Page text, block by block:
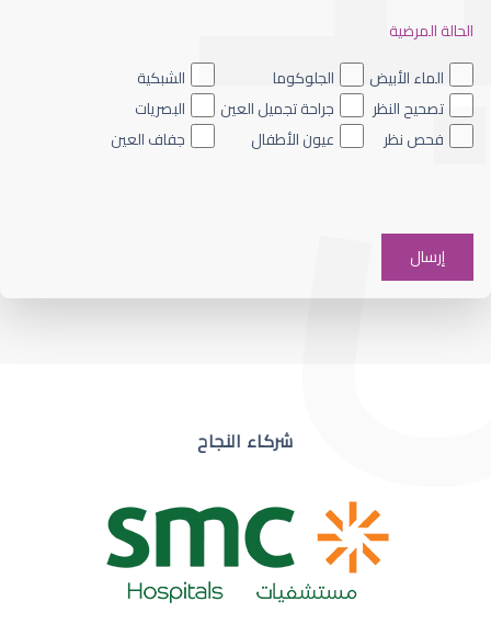
ضعف نظر العين اليسرى
ضعف نظر مفاجئ
الحالة المرضية
الماء الأبيض
الجلوكوما
الشبكية
تصحيح النظر
جراحة تجميل العين
البصريات
فحص نظر
عيون الأطفال جفاف العين
شركاء النجاح